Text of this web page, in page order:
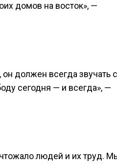
домов на восток», —
должен всегда звучать
сегодня — и всегда», —
людей и их труд.